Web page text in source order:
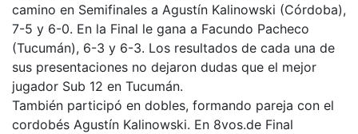
camino en Semifinales a Agustín Kalinowski (Córdoba),
7-5 y 6-0. En la Final le gana a Facundo Pacheco
(Tucumán), 6-3 y 6-3. Los resultados de cada una de
sus presentaciones no dejaron dudas que el mejor
jugador Sub 12 en Tucumán.
También participó en dobles, formando pareja con el
cordobés Agustín Kalinowski. En 8vos.de Final